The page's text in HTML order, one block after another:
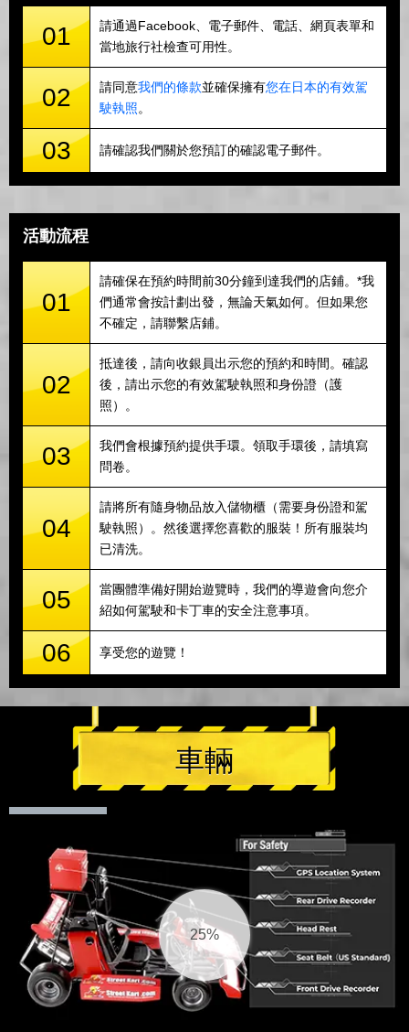
01
請通過Facebook、電子郵件、電話、網頁表單和
當地旅行社檢查可用性。
02 請同意我們的條款並確保擁有您在日本的有效駕
駛執照。
03 請確認我們關於您預訂的確認電子郵件。
活動流程
01
請確保在預約時間前30分鐘到達我們的店鋪。*我
們通常會按計劃出發，無論天氣如何。但如果您
不確定，請聯繫店鋪。
02
抵達後，請向收銀員出示您的預約和時間。確認
後，請出示您的有效駕駛執照和身份證（護
照）。
03
我們會根據預約提供手環。領取手環後，請填寫
問卷。
04
請將所有隨身物品放入儲物櫃（需要身份證和駕
駛執照）。然後選擇您喜歡的服裝！所有服裝均
已清洗。
05
當團體準備好開始遊覽時，我們的導遊會向您介
紹如何駕駛和卡丁車的安全注意事項。
06 享受您的遊覽！
車輛
25%